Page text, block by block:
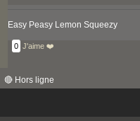
Easy Peasy Lemon Squeezy
0 J'aime ❤️
🔴 Hors ligne